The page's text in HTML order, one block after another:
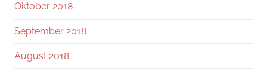
Oktober 2018
September 2018
August 2018